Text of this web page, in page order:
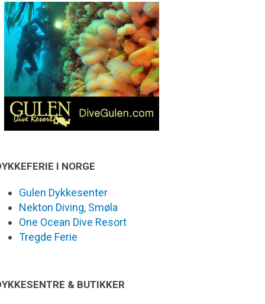
I NORGE
Gulen Dykkesenter
Nekton Diving, Smøla
One Ocean Dive Resort
Tregde Ferie
& BUTIKKER